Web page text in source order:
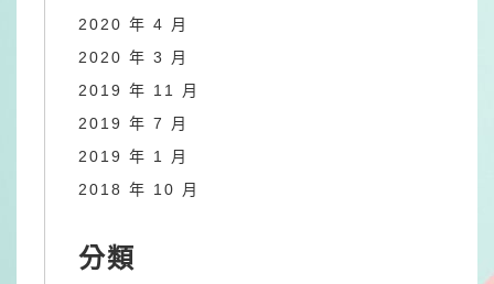
2020 年 4 月
2020 年 3 月
2019 年 11 月
2019 年 7 月
2019 年 1 月
2018 年 10 月
分類